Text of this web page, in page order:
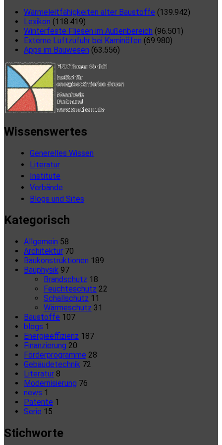
Wärmeleitfähigkeiten alter Baustoffe (139.942)
Lexikon (118.419)
Winterfeste Fliesen im Außenbereich (96.501)
Externe Luftzufuhr bei Kaminöfen (69.980)
Apps im Bauwesen (63.556)
Wissenswertes
Generelles Wissen
Literatur
Institute
Verbände
Blogs und Sites
Kategorisch
Allgemein 58
Architektur 70
Baukonstruktionen 189
Bauphysik 97
Brandschutz 18
Feuchteschutz 22
Schallschutz 11
Wärmeschutz 31
Baustoffe 107
blogs 1
Energieeffizienz 187
Finanzierung 20
Förderprogramme 28
Gebäudetechnik 72
Literatur 8
Modernisierung 76
news 1
Patente 1
Serie 15
Stichworte